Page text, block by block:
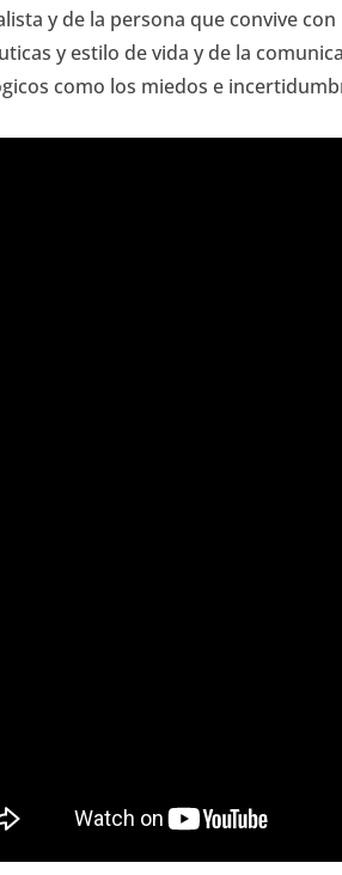
y de la persona que convive
y estilo de vida y de la
como los miedos e